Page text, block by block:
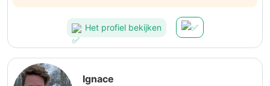
Het profiel bekijken
Ignace